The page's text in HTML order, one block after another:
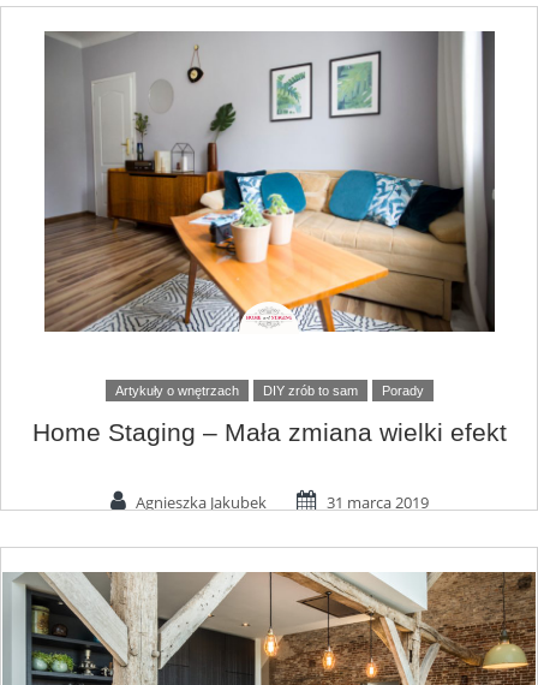
Artykuły o wnętrzach DIY zrób to sam Porady
Home Staging – Mała zmiana wielki efekt
Agnieszka Jakubek 31 marca 2019